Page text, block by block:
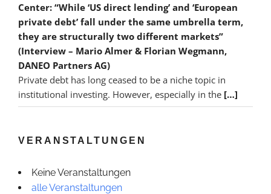
Center: “While ‘US direct lending’ and ‘European
private debt’ fall under the same umbrella term,
they are structurally two different markets”
(Interview – Mario Almer & Florian Wegmann,
DANEO Partners AG)
Private debt has long ceased to be a niche topic in
institutional investing. However, especially in the […]
VERANSTALTUNGEN
Keine Veranstaltungen
alle Veranstaltungen